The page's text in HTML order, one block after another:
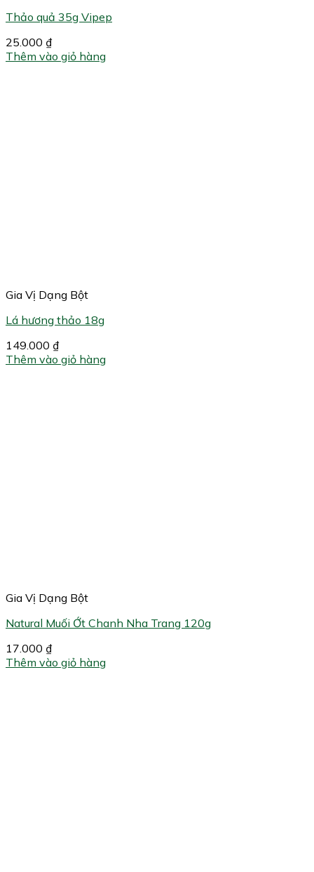
Thảo quả 35g Vipep
25.000 ₫
Thêm vào giỏ hàng
Gia Vị Dạng Bột
Lá hương thảo 18g
149.000 ₫
Thêm vào giỏ hàng
Gia Vị Dạng Bột
Natural Muối Ớt Chanh Nha Trang 120g
17.000 ₫
Thêm vào giỏ hàng